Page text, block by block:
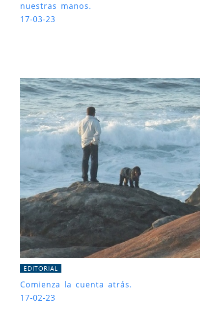
nuestras manos.
17-03-23
EDITORIAL
Comienza la cuenta atrás.
17-02-23